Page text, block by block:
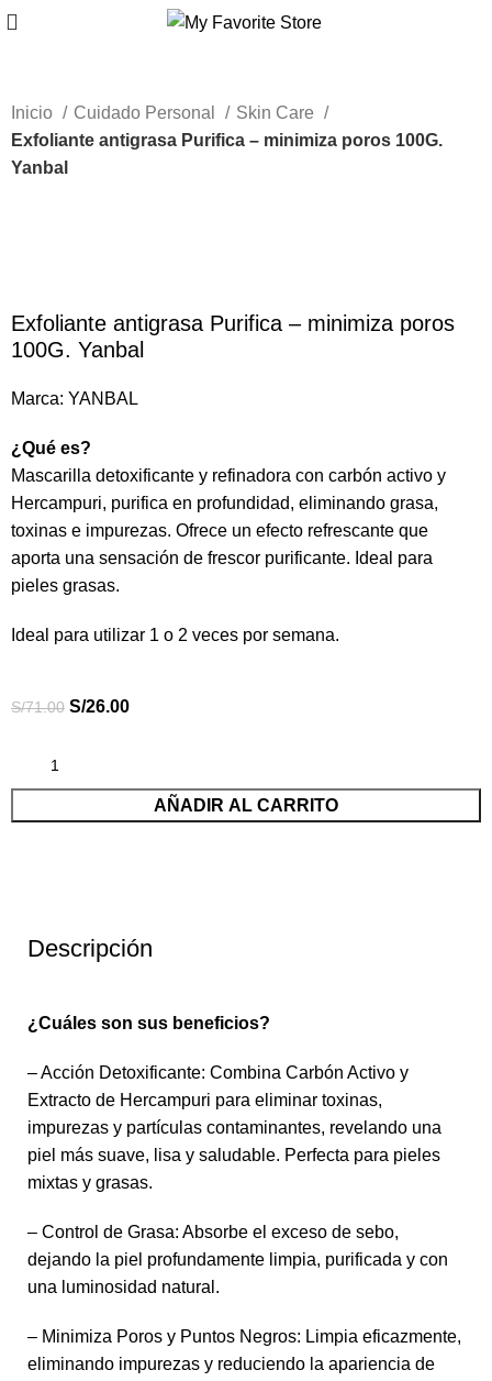
Inicio Cuidado Personal
Skin Care
Exfoliante antigrasa Purifica – minimiza poros 100G.
Yanbal
Exfoliante antigrasa Purifica – minimiza poros
100G. Yanbal
Marca:YANBAL
¿Qué es?
Mascarilla detoxificante y refinadora con carbón activo y
Hercampuri, purifica en profundidad, eliminando grasa,
toxinas e impurezas. Ofrece un efecto refrescante que
aporta una sensación de frescor purificante. Ideal para
pieles grasas.
Ideal para utilizar 1 o 2 veces por semana.
S/71.00 S/26.00
AÑADIR AL CARRITO
Descripción
¿Cuáles son sus beneficios?
– Acción Detoxificante: Combina Carbón Activo y
Extracto de Hercampuri para eliminar toxinas,
impurezas y partículas contaminantes, revelando una
piel más suave, lisa y saludable. Perfecta para pieles
mixtas y grasas.
– Control de Grasa: Absorbe el exceso de sebo,
dejando la piel profundamente limpia, purificada y con
una luminosidad natural.
– Minimiza Poros y Puntos Negros: Limpia eficazmente,
eliminando impurezas y reduciendo la apariencia de